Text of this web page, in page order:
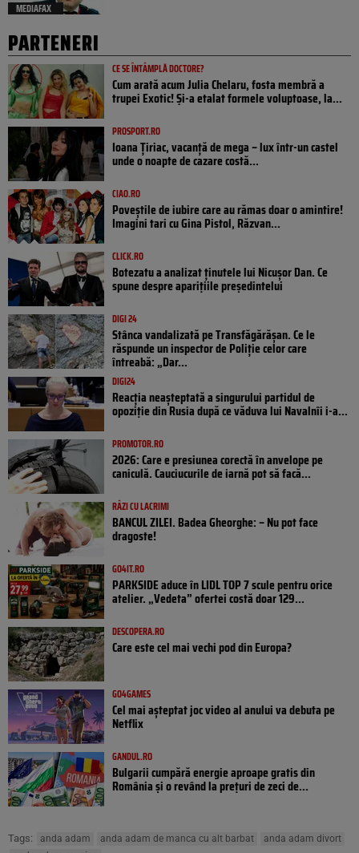
MEDIAFAX
PARTENERI
CE SE ÎNTÂMPLĂ DOCTORE?
Cum arată acum Julia Chelaru, fosta membră a
trupei Exotic! Și-a etalat formele voluptoase, la...
PROSPORT.RO
Ioana Țiriac, vacanță de mega – lux într-un castel
unde o noapte de cazare costă...
CIAO.RO
Poveştile de iubire care au rămas doar o amintire!
Imagini tari cu Gina Pistol, Răzvan...
CLICK.RO
Botezatu a analizat ținutele lui Nicușor Dan. Ce
spune despre aparițiile președintelui
DIGI 24
Stânca vandalizată pe Transfăgărășan. Ce le
răspunde un inspector de Poliție celor care
întreabă: „Dar...
DIGI24
Reacția neașteptată a singurului partidul de
opoziţie din Rusia după ce văduva lui Navalnîi i-a...
PROMOTOR.RO
2026: Care e presiunea corectă în anvelope pe
caniculă. Cauciucurile de iarnă pot să facă...
RÂZI CU LACRIMI
BANCUL ZILEI. Badea Gheorghe: – Nu pot face
dragoste!
GO4IT.RO
PARKSIDE aduce în LIDL TOP 7 scule pentru orice
atelier. „Vedeta” ofertei costă doar 129...
DESCOPERA.RO
Care este cel mai vechi pod din Europa?
GO4GAMES
Cel mai așteptat joc video al anului va debuta pe
Netflix
GANDUL.RO
Bulgarii cumpără energie aproape gratis din
România și o revând la prețuri de zeci de...
Tags: anda adam anda adam de manca cu alt barbat
anda adam divort